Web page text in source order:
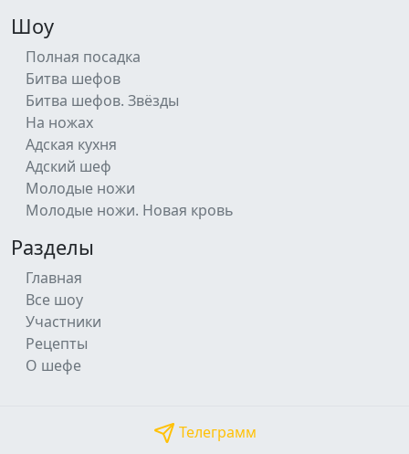
Шоу
Полная посадка
Битва шефов
Битва шефов. Звёзды
На ножах
Адская кухня
Адский шеф
Молодые ножи
Молодые ножи. Новая кровь
Разделы
Главная
Все шоу
Участники
Рецепты
О шефе
Телеграмм